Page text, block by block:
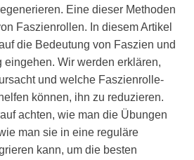
Eine dieser Methoden
Faszienrollen. In diesem Artikel
die Bedeutung von Faszien und
eingehen. Wir werden erklären,
und welche Faszienrolle-
können, ihn zu reduzieren.
achten, wie man die Übungen
man sie in eine reguläre
kann, um die besten